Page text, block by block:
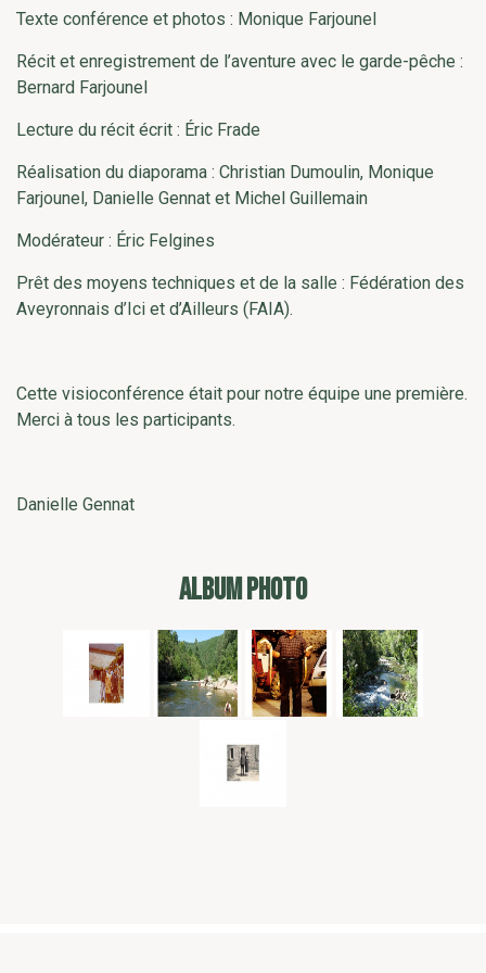
Texte conférence et photos : Monique Farjounel
Récit et enregistrement de l’aventure avec le garde-pêche :
Bernard Farjounel
Lecture du récit écrit : Éric Frade
Réalisation du diaporama : Christian Dumoulin, Monique
Farjounel, Danielle Gennat et Michel Guillemain
Modérateur : Éric Felgines
Prêt des moyens techniques et de la salle : Fédération des
Aveyronnais d’Ici et d’Ailleurs (FAIA).
Cette visioconférence était pour notre équipe une première.
Merci à tous les participants.
Danielle Gennat
ALBUM PHOTO